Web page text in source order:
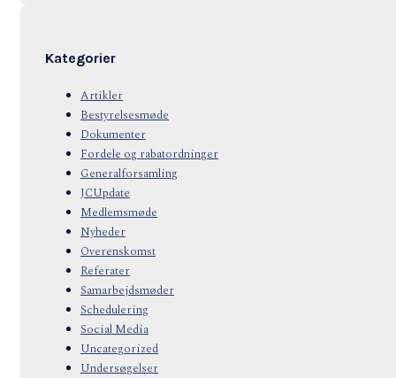
Kategorier
Artikler
Bestyrelsesmøde
Dokumenter
Fordele og rabatordninger
Generalforsamling
JCUpdate
Medlemsmøde
Nyheder
Overenskomst
Referater
Samarbejdsmøder
Schedulering
Social Media
Uncategorized
Undersøgelser